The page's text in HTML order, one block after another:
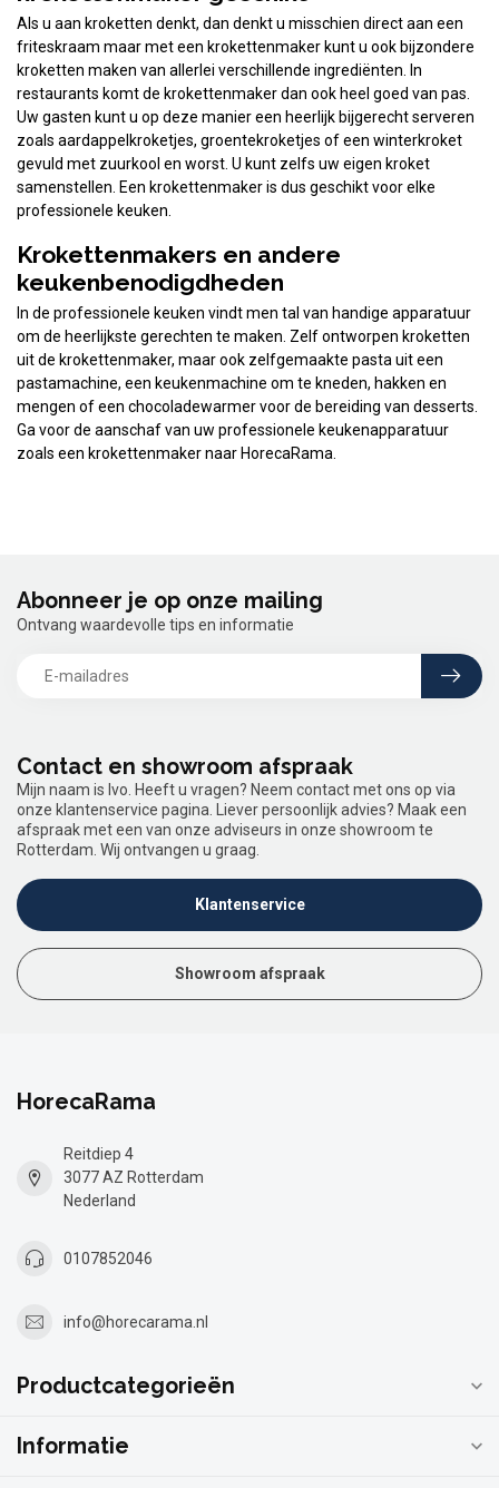
Als u aan kroketten denkt, dan denkt u misschien direct aan een
friteskraam maar met een krokettenmaker kunt u ook bijzondere
kroketten maken van allerlei verschillende ingrediënten. In
restaurants komt de krokettenmaker dan ook heel goed van pas.
Uw gasten kunt u op deze manier een heerlijk bijgerecht serveren
zoals aardappelkroketjes, groentekroketjes of een winterkroket
gevuld met zuurkool en worst. U kunt zelfs uw eigen kroket
samenstellen. Een krokettenmaker is dus geschikt voor elke
professionele keuken.
Krokettenmakers en andere
keukenbenodigdheden
In de professionele keuken vindt men tal van handige apparatuur
om de heerlijkste gerechten te maken. Zelf ontworpen kroketten
uit de krokettenmaker, maar ook zelfgemaakte pasta uit een
pastamachine, een keukenmachine om te kneden, hakken en
mengen of een chocoladewarmer voor de bereiding van desserts.
Ga voor de aanschaf van uw professionele keukenapparatuur
zoals een krokettenmaker naar HorecaRama.
Contact en showroom afspraak
Mijn naam is Ivo. Heeft u vragen? Neem contact met ons op via
onze klantenservice pagina. Liever persoonlijk advies? Maak een
afspraak met een van onze adviseurs in onze showroom te
Rotterdam. Wij ontvangen u graag.
Klantenservice
Showroom afspraak
Abonneer je op onze mailing
Ontvang waardevolle tips en informatie
HorecaRama
Reitdiep 4
3077 AZ Rotterdam
Nederland
0107852046
info@horecarama.nl
Productcategorieën
Informatie